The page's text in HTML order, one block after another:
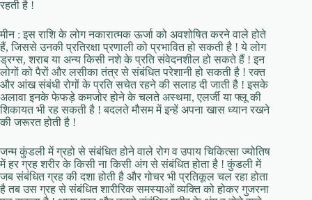
रहती है !
मीन : इस राशि के लोग नकारात्मक ऊर्जा को अवशोषित करने वाले होते
हैं, जिससे उनकी प्रतिरक्षा प्रणाली को प्रभावित हो सकती है ! ये लोग
ड्रग्स, शराब या अन्य किसी नशे के प्रति संवेदनशील हो सकते हैं ! इन
लोगों को पैरों और लसीका तंत्र से संबंधित परेशानी हो सकती है ! रक्त
और आंख संबंधी रोगों के प्रति सचेत रहने की सलाह दी जाती है ! इसके
अलावा इनके फेफड़े कमजोर होने के चलते अस्थमा, एलर्जी या फ्लू की
शिकायत भी रह सकती है ! बदलते मौसम में इन्हें अपना खास ध्यान रखने
की जरूरत होती है !
जन्म कुंडली में ग्रहो से संबंधित होने वाले रोग व उपाय चिकित्सा ज्योतिष
में हर ग्रह शरीर के किसी ना किसी अंग से संबंधित होता है ! कुंडली में
जब संबंधित ग्रह की दशा होती है और गोचर भी प्रतिकूल चल रहा होता
है तब उस ग्रह से संबंधित शारीरिक समस्याओं व्यक्ति को होकर गुजरना